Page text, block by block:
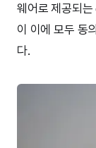
웨어로 제공되
이 이에 모두 동
다.